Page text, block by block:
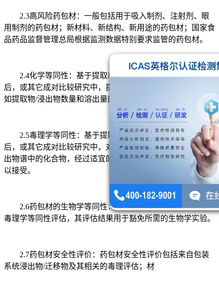
2.3高风险药包材：一般包括用于吸入制剂、注射剂、眼
用制剂的药包材；新材料、新结构、新用途的药包材；国家食
品药品监督管理总局根据监测数据特别要求监管的药包材。
2.4化学等同性：基于提取和/或浸出研究，药包材变更
后，或其它成对比较研究中，提取物和/或浸出物谱未出现诸
如提取物/浸出物数量和溶出量的增加。
2.5毒理学等同性：基于提取和/或浸出研究，药包材变更
后，或其它成对比较研究中，对于化学不等同的提取和/或浸
出物谱中的化合物，经过适宜的毒理学评估，其毒理学风险可
以接受。
2.6药包材的生物学等同性：基于药包材的化学等同性或
毒理学等同性评估，其评估结果用于豁免所需的生物学实验。
2.7药包材安全性评价：药包材安全性评价包括来自包装
系统浸出物/迁移物及其相关的毒理评估；材